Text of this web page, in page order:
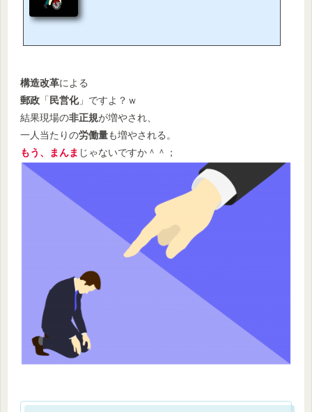
構造改革による
郵政 「 民営化」ですよ？ｗ
結果現場の非正規が増やされ、
一人当たりの労働量も増やされる。
もう、まんま じゃないですか＾＾；